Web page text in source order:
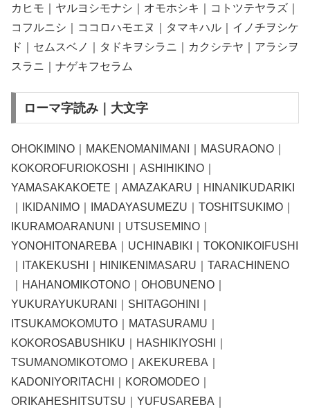
カヒモ｜ヤルヨシモナシ｜オモホシキ｜コトツテヤラズ｜
コフルニシ｜ココロハモエヌ｜タマキハル｜イノチヲシケ
ド｜セムスベノ｜タドキヲシラニ｜カクシテヤ｜アラシヲ
スラニ｜ナゲキフセラム
ローマ字読み｜大文字
OHOKIMINO｜MAKENOMANIMANI｜MASURAONO｜
KOKOROFURIOKOSHI｜ASHIHIKINO｜
YAMASAKAKOETE｜AMAZAKARU｜HINANIKUDARIKI
｜IKIDANIMO｜IMADAYASUMEZU｜TOSHITSUKIMO｜
IKURAMOARANUNI｜UTSUSEMINO｜
YONOHITONAREBA｜UCHINABIKI｜TOKONIKOIFUSHI
｜ITAKEKUSHI｜HINIKENIMASARU｜TARACHINENO
｜HAHANOMIKOTONO｜OHOBUNENO｜
YUKURAYUKURANI｜SHITAGOHINI｜
ITSUKAMOKOMUTO｜MATASURAMU｜
KOKOROSABUSHIKU｜HASHIKIYOSHI｜
TSUMANOMIKOTOMO｜AKEKUREBA｜
KADONIYORITACHI｜KOROMODEO｜
ORIKAHESHITSUTSU｜YUFUSAREBA｜